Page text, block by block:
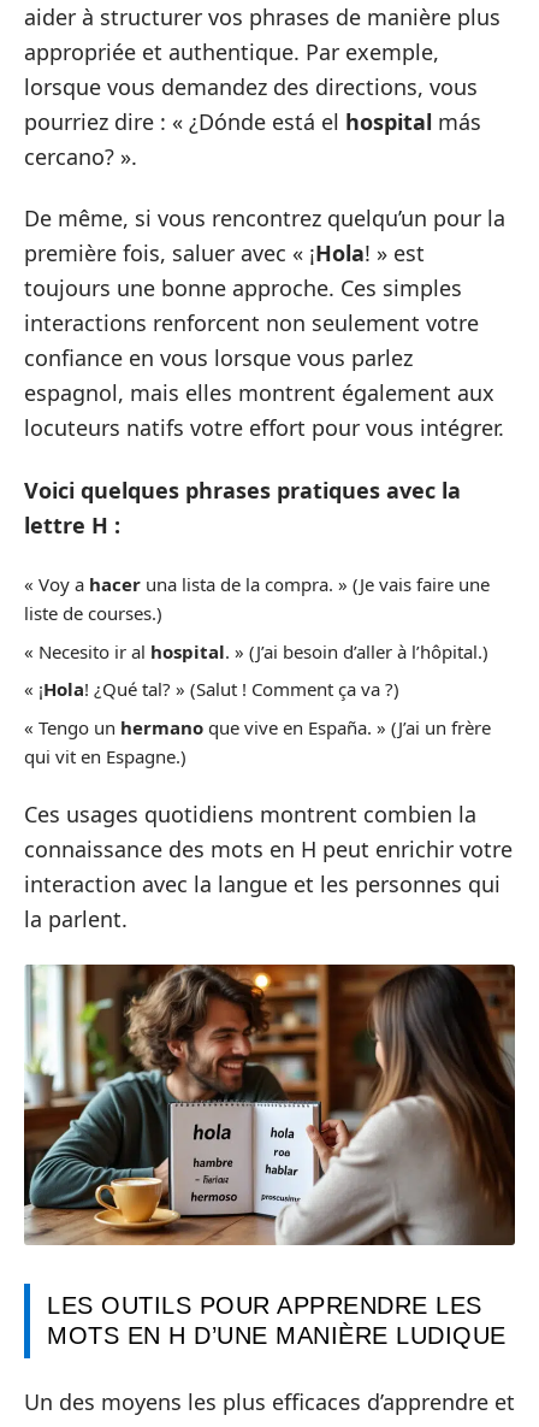
aider à structurer vos phrases de manière plus
appropriée et authentique. Par exemple,
lorsque vous demandez des directions, vous
pourriez dire : « ¿Dónde está el hospital más
cercano? ».
De même, si vous rencontrez quelqu’un pour la
première fois, saluer avec « ¡Hola! » est
toujours une bonne approche. Ces simples
interactions renforcent non seulement votre
confiance en vous lorsque vous parlez
espagnol, mais elles montrent également aux
locuteurs natifs votre effort pour vous intégrer.
Voici quelques phrases pratiques avec la
lettre H :
« Voy a hacer una lista de la compra. » (Je vais faire une
liste de courses.)
« Necesito ir al hospital. » (J’ai besoin d’aller à l’hôpital.)
« ¡Hola! ¿Qué tal? » (Salut ! Comment ça va ?)
« Tengo un hermano que vive en España. » (J’ai un frère
qui vit en Espagne.)
Ces usages quotidiens montrent combien la
connaissance des mots en H peut enrichir votre
interaction avec la langue et les personnes qui
la parlent.
LES OUTILS POUR APPRENDRE LES
MOTS EN H D’UNE MANIÈRE LUDIQUE
Un des moyens les plus efficaces d’apprendre et